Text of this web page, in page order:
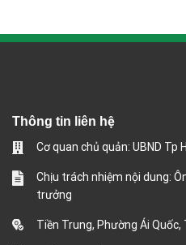
Thông tin liên hệ
Cơ quan chủ quản: UBND Tp
Chịu trách nhiệm nội dung:
trưởng
Tiền Trung, Phường Ái Quốc,